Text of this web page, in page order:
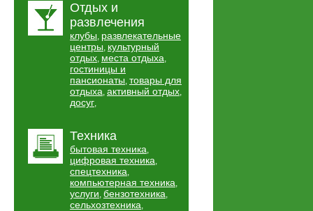
Отдых и
развлечения
клубы, развлекательные
центры, культурный
отдых, места отдыха,
гостиницы и
пансионаты, товары для
отдыха, активный отдых,
досуг,
Техника
бытовая техника,
цифровая техника,
спецтехника,
компьютерная техника,
услуги, бензотехника,
сельхозтехника,